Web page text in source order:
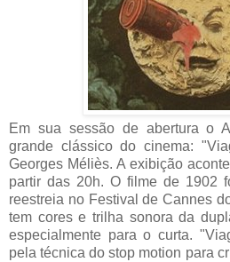
Em sua sessão de abertura o
grande clássico do cinema:
Georges Méliès. A exibição
partir das 20h. O filme de 1902
reestreia no Festival de Cannes
tem cores e trilha sonora da
especialmente para o curta.
pela técnica do stop motion para